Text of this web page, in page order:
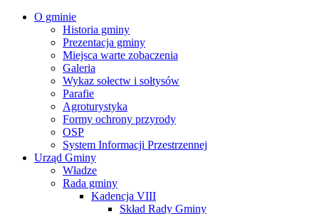
O gminie
Historia gminy
Prezentacja gminy
Miejsca warte zobaczenia
Galeria
Wykaz sołectw i sołtysów
Parafie
Agroturystyka
Formy ochrony przyrody
OSP
System Informacji Przestrzennej
Urząd Gminy
Władze
Rada gminy
Kadencja VIII
Skład Rady Gminy